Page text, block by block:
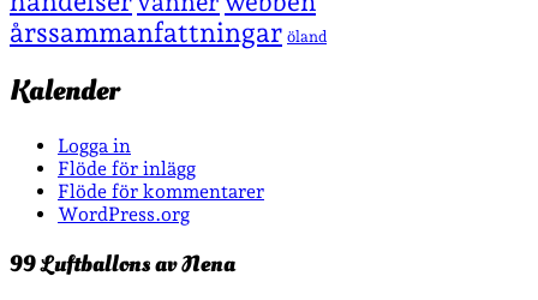
årssammanfattningar öland
Kalender
Logga in
Flöde för inlägg
Flöde för kommentarer
WordPress.org
99 Luftballons av Nena